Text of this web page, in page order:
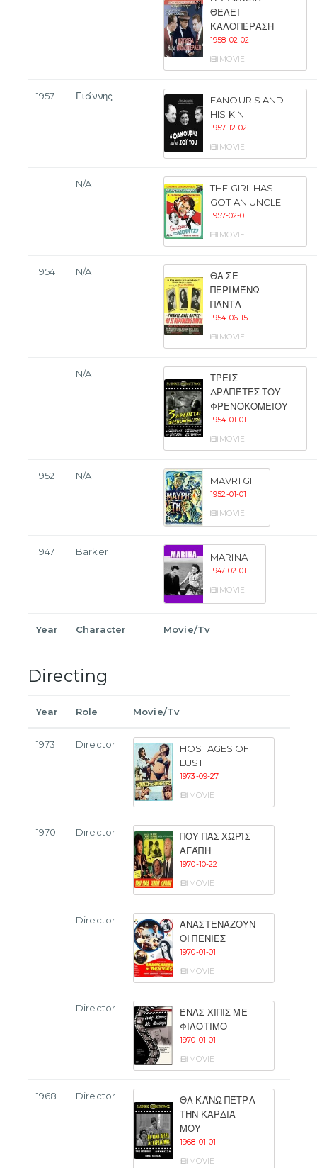
ΘΈΛΕΙ
ΚΑΛΟΠΈΡΑΣΗ
1958-02-02
MOVIE
1957 Γιάννης
FANOURIS AND
HIS KIN
1957-12-02
MOVIE
N/A
THE GIRL HAS
GOT AN UNCLE
1957-02-01
MOVIE
1954 N/A
ΘΑ ΣΕ
ΠΕΡΙΜΈΝΩ
ΠΆΝΤΑ
1954-06-15
MOVIE
N/A
ΤΡΕΙΣ
ΔΡΑΠΈΤΕΣ ΤΟΥ
ΦΡΕΝΟΚΟΜΕΊΟΥ
1954-01-01
MOVIE
1952 N/A MAVRI GI
1952-01-01
MOVIE
1947 Barker
MARINA
1947-02-01
MOVIE
Year Character Movie/Tv
Directing
Year Role Movie/Tv
1973 Director
HOSTAGES OF
LUST
1973-09-27
MOVIE
1970 Director
ΠΟΥ ΠΑΣ ΧΩΡΊΣ
ΑΓΆΠΗ
1970-10-22
MOVIE
Director
ΑΝΑΣΤΕΝΆΖΟΥΝ
ΟΙ ΠΕΝΙΈΣ
1970-01-01
MOVIE
Director
ΈΝΑΣ ΧΊΠΙΣ ΜΕ
ΦΙΛΌΤΙΜΟ
1970-01-01
MOVIE
1968 Director
ΘΑ ΚΆΝΩ ΠΈΤΡΑ
ΤΗΝ ΚΑΡΔΙΆ
ΜΟΥ
1968-01-01
MOVIE